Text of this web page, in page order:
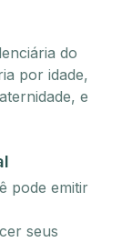
do
por idade,
e
pode emitir
seus